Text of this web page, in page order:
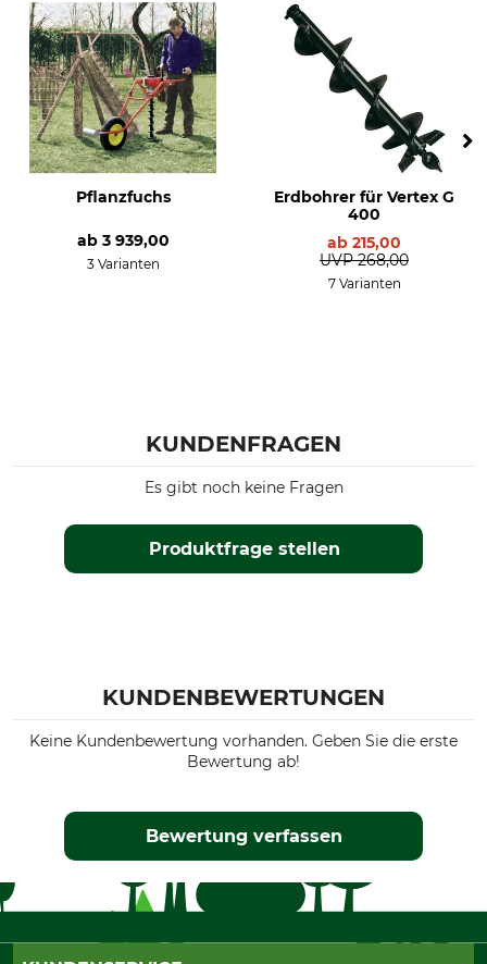
Pflanzfuchs
ab 3 939,00
3 Varianten
Erdbohrer für Vertex G
400
ab 215,00
UVP 268,00
7 Varianten
KUNDENFRAGEN
Produktfrage stellen
Es gibt noch keine Fragen
KUNDENBEWERTUNGEN
Keine Kundenbewertung vorhanden. Geben Sie die erste
Bewertung ab!
Bewertung verfassen